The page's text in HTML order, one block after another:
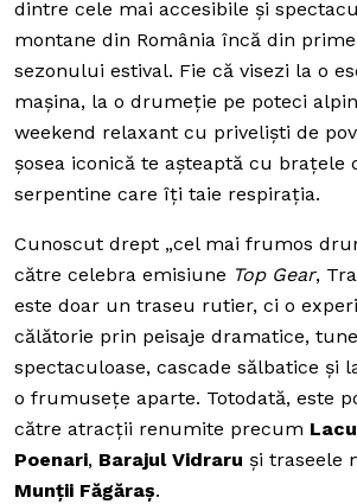
dintre cele mai accesibile și
montane din România încă din
sezonului estival. Fie că visezi la o
mașina, la o drumeție pe poteci
weekend relaxant cu priveliști de
șosea iconică te așteaptă cu brațele
serpentine care îți taie respirația.
Cunoscut drept „cel mai frumos
către celebra emisiune Top Gear,
este doar un traseu rutier, ci o
călătorie prin peisaje dramatice,
spectaculoase, cascade sălbatice și
o frumusețe aparte. Totodată, este
către atracții renumite precum
Poenari, Barajul Vidraru și traseele
Munții Făgăraș.